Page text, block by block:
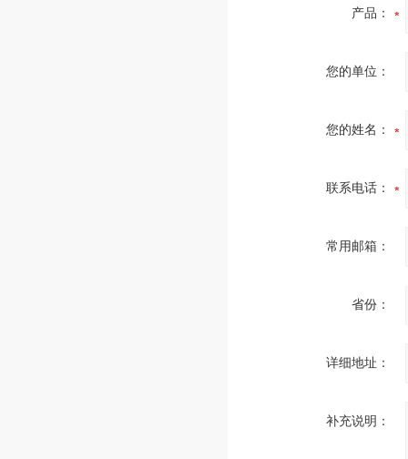
产品：
您的单位：
您的姓名：
联系电话：
常用邮箱：
省份：
详细地址：
补充说明：